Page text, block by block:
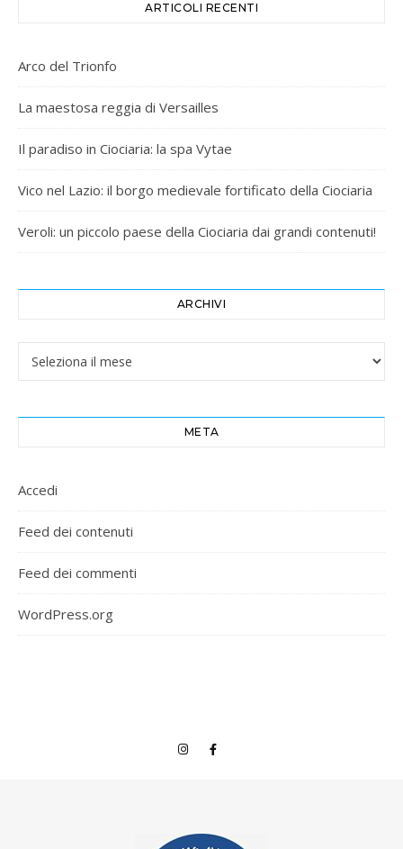
ARTICOLI RECENTI
Arco del Trionfo
La maestosa reggia di Versailles
Il paradiso in Ciociaria: la spa Vytae
Vico nel Lazio: il borgo medievale fortificato della Ciociaria
Veroli: un piccolo paese della Ciociaria dai grandi contenuti!
ARCHIVI
Archivi
META
Accedi
Feed dei contenuti
Feed dei commenti
WordPress.org